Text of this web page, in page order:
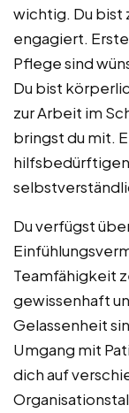
wichtig. Du bist
engagiert.
Pflege sind
Du bist
zur Arbeit im
bringst du mit.
Du verfügst
Teamfähigkeit
gewissenhaft
Gelassenheit
Umgang mit
dich auf